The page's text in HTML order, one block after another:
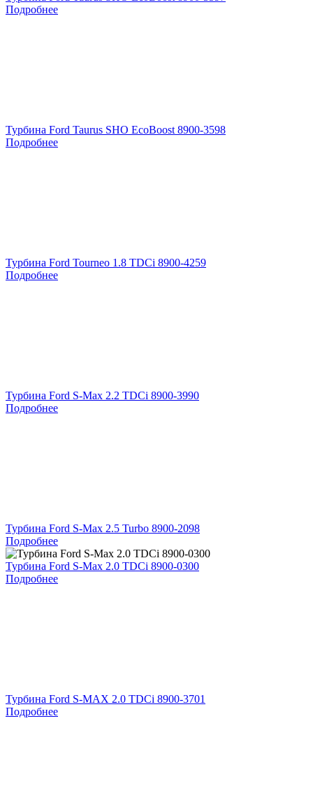
Подробнее
Турбина Ford Taurus SHO EcoBoost 8900-3598
Подробнее
Турбина Ford Tourneo 1.8 TDCi 8900-4259
Подробнее
Турбина Ford S-Max 2.2 TDCi 8900-3990
Подробнее
Турбина Ford S-Max 2.5 Turbo 8900-2098
Подробнее
Турбина Ford S-Max 2.0 TDCi 8900-0300
Подробнее
Турбина Ford S-MAX 2.0 TDCi 8900-3701
Подробнее